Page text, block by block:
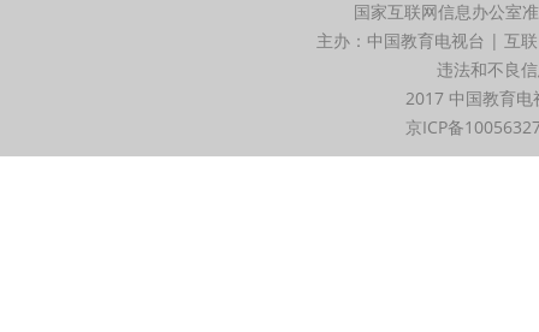
国家互联网信息办公室
主办：中国教育电视台 | 互
违法和不良
2017 中国教育
京ICP备